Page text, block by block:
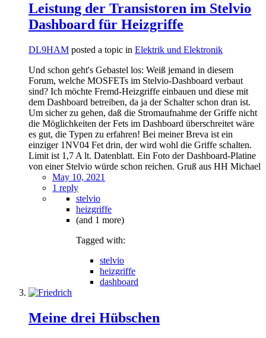
Leistung der Transistoren im Stelvio
Dashboard für Heizgriffe
DL9HAM posted a topic in Elektrik und Elektronik
Und schon geht's Gebastel los: Weiß jemand in diesem
Forum, welche MOSFETs im Stelvio-Dashboard verbaut
sind? Ich möchte Fremd-Heizgriffe einbauen und diese mit
dem Dashboard betreiben, da ja der Schalter schon dran ist.
Um sicher zu gehen, daß die Stromaufnahme der Griffe nicht
die Möglichkeiten der Fets im Dashboard überschreitet wäre
es gut, die Typen zu erfahren! Bei meiner Breva ist ein
einziger 1NV04 Fet drin, der wird wohl die Griffe schalten.
Limit ist 1,7 A lt. Datenblatt. Ein Foto der Dashboard-Platine
von einer Stelvio würde schon reichen. Gruß aus HH Michael
May 10, 2021
1 reply
stelvio
heizgriffe
(and 1 more)
Tagged with:
stelvio
heizgriffe
dashboard
Meine drei Hübschen